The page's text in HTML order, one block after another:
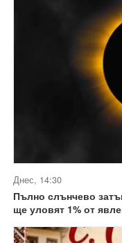
Днес, 14:30
Пълно слънчево
ще уловят 1% от